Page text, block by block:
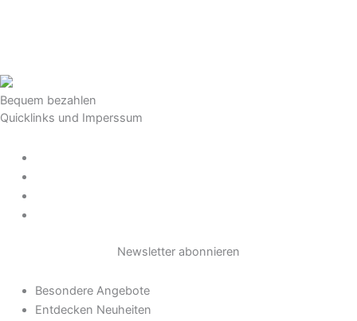
Bequem bezahlen
Quicklinks und Imperssum
Newsletter abonnieren
Besondere Angebote
Entdecken Neuheiten